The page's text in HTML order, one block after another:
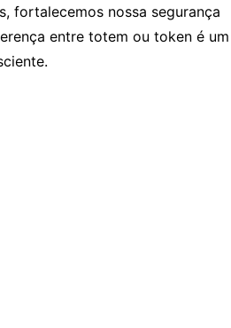
fortalecemos nossa segurança
entre totem ou token é um